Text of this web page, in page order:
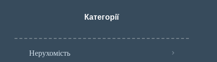
Категорії
Нерухомість